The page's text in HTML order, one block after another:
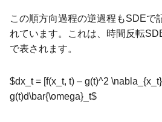
この順方向過程の逆過程もSDEで
れています。これは、時間反転
で表されます。
$dx_t = [f(x_t, t) – g(t)^2
g(t)d\bar{\omega}_t$